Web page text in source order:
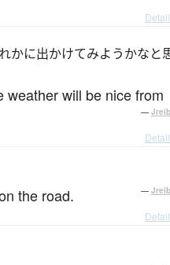
かに出かけてみようかなと
weather will be nice from
—
the road. —